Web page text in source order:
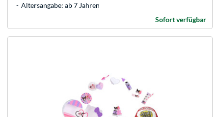
Altersangabe: ab 7 Jahren
Sofort verfügbar